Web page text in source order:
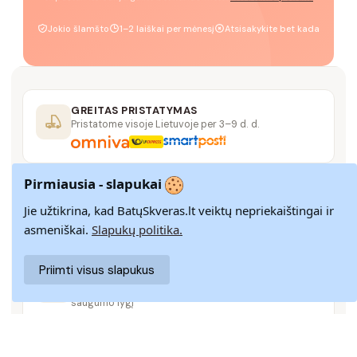
Jokio šlamšto 1–2 laiškai per mėnesį Atsisakykite bet kada
GREITAS PRISTATYMAS
Pristatome visoje Lietuvoje per 3–9 d. d.
14 DIENŲ GRĄŽINIMAS
Paprastas grąžinimas paštomatais su pinigų
grąžinimo garantija
SAUGUS MOKĖJIMAS
SSL šifravimas užtikrina aukščiausią jūsų duomenų
saugumo lygį
Pirmiausia - slapukai
Jie užtikrina, kad BatųSkveras.lt veiktų nepriekaištingai ir
asmeniškai. Slapukų politika.
Priimti visus slapukus